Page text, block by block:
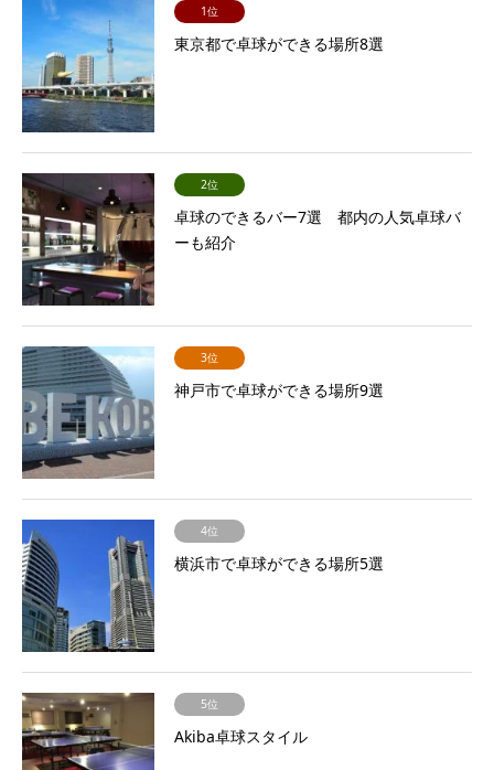
1位
東京都で卓球ができる場所8選
2位
卓球のできるバー7選 都内の人気卓球バ
ーも紹介
3位
神戸市で卓球ができる場所9選
4位
横浜市で卓球ができる場所5選
5位
Akiba卓球スタイル